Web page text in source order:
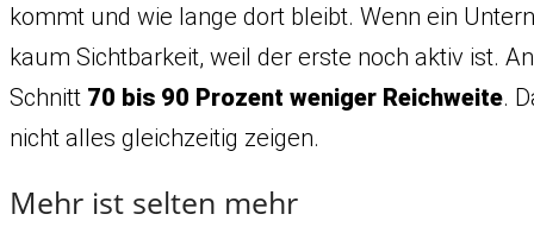
kommt und wie lange dort bleibt. Wenn ein
kaum Sichtbarkeit, weil der erste noch aktiv ist.
Schnitt 70 bis 90 Prozent weniger Reichweite.
nicht alles gleichzeitig zeigen.
Mehr ist selten mehr